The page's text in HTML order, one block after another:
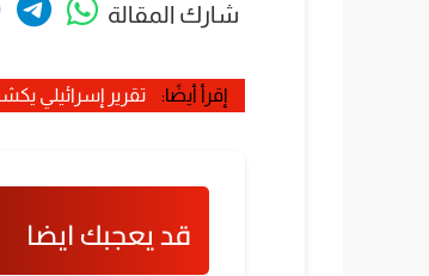
شارك المقالة
إقرأ أيضًا: تقرير إسرائيلي
قد يعجبك ايضا